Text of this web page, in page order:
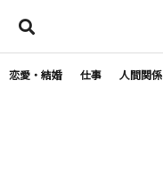
恋愛・結婚 仕事 人間関係